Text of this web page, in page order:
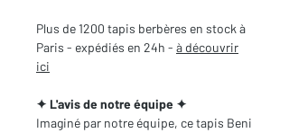
Plus de 1200 tapis berbères en stock à
Paris - expédiés en 24h - à découvrir
ici
✦ L'avis de notre équipe ✦
Imaginé par notre équipe, ce tapis Beni